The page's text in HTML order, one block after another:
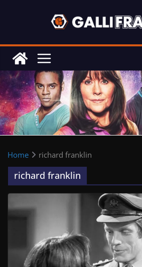
Home richard franklin
richard franklin